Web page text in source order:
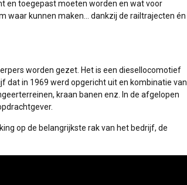
en toegepast moeten worden en wat voor
waar kunnen maken… dankzij de railtrajecten én
worden gezet. Het is een diesellocomotief
dat in 1969 werd opgericht uit en kombinatie van
kraan banen enz. In de afgelopen
op de belangrijkste rak van het bedrijf, de